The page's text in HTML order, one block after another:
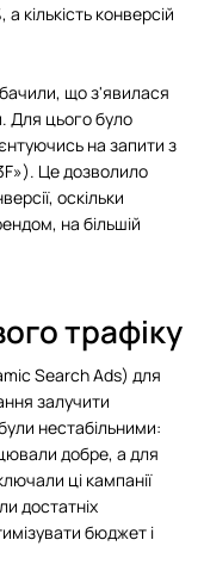
кількість конверсій
що з'явилася
Для цього було
на запити з
Це дозволило
оскільки
на більшій
трафіку
Search Ads) для
залучити
нестабільними:
добре, а для
ці кампанії
достатніх
бюджет і